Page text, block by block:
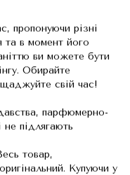
пропонуючи різні
та в момент його
ви можете бути
Обирайте
свій час!
парфюмерно-
підлягають
товар,
Купуючи у